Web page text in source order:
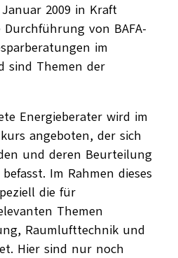
2009 in Kraft
von BAFA-
im
sind Themen der
Energieberater wird im
angeboten, der sich
und deren Beurteilung
Im Rahmen dieses
die für
Themen
Raumlufttechnik und
Hier sind nur noch